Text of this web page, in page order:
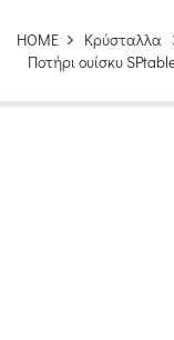
HOME Κρύσταλλα
Ποτήρι ουίσκυ